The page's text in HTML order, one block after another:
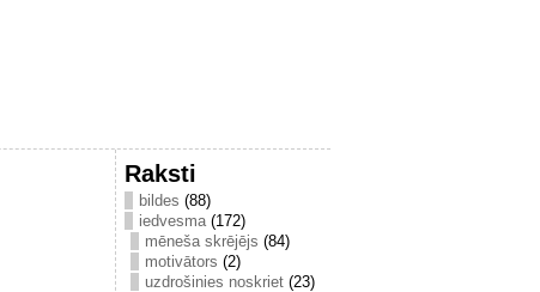
Raksti
bildes (88)
iedvesma(172)
mēneša skrējējs (84)
motivātors (2)
uzdrošinies noskriet (23)